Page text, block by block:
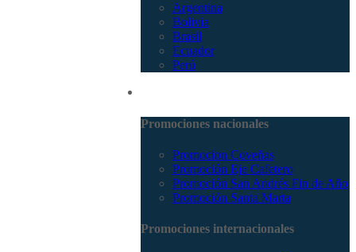
Argentina
Bolivia
Brasil
Ecuador
Perú
Promociones nacionales
Promocion Coveñas
Promoción Eje Cafetero
Promoción San Andrés Fin de Año
Promoción Santa Marta
Promociones internacionales